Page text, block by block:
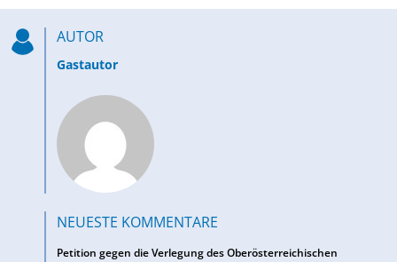
AUTOR
Gastautor
NEUESTE KOMMENTARE
Petition gegen die Verlegung des Oberösterreichischen